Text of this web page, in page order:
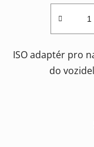
ISO adaptér pro
do